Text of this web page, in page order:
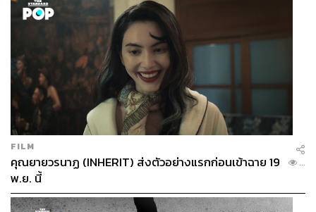
FILM
คุณยายวรนาฏ (INHERIT) ส่งตัวอย่างแรกก่อนเข้าฉาย 19
พ.ย. นี้
...